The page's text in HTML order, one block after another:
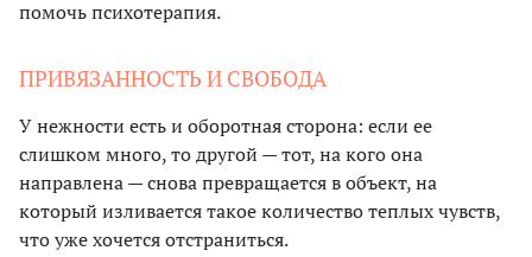
помочь психотерапия.
ПРИВЯЗАННОСТЬ И СВОБОДА
У нежности есть и оборотная сторона: если ее
слишком много, то другой — тот, на кого она
направлена — снова превращается в объект, на
который изливается такое количество теплых чувств,
что уже хочется отстраниться.